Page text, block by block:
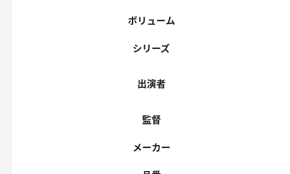
ボリューム
シリーズ
出演者
監督
メーカー